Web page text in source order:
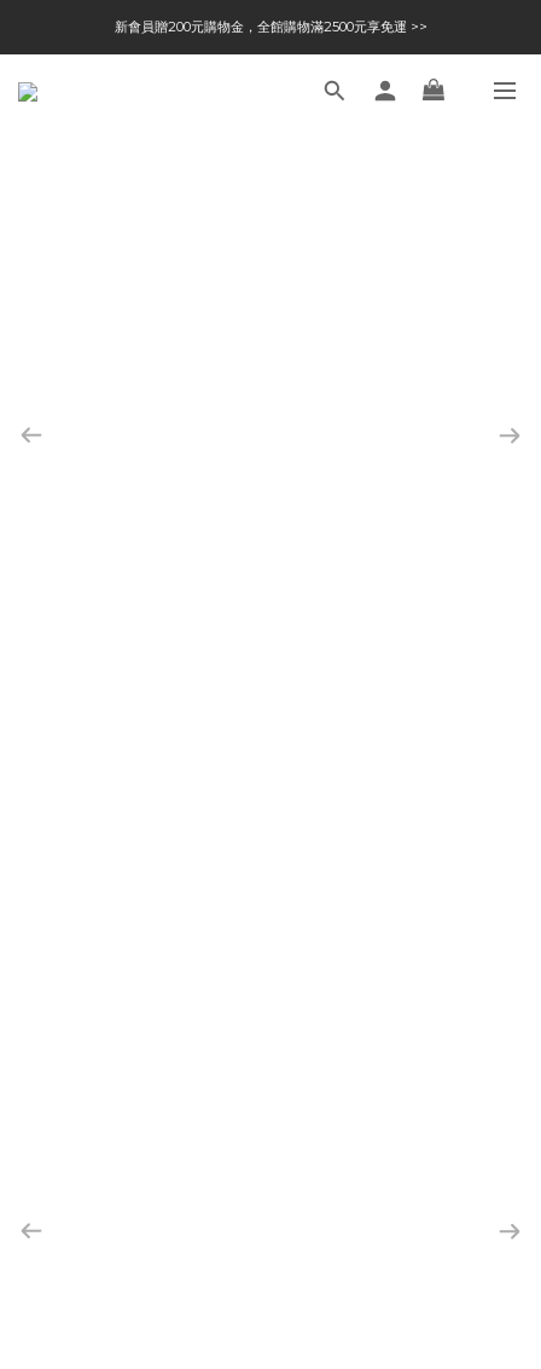
新會員贈200元購物金，全館購物滿2500元享免運 >>